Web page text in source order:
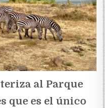
al Parque
que es el único